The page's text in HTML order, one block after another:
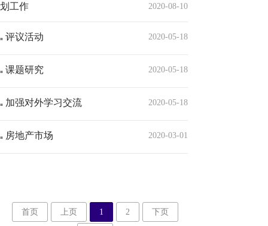
划工作 2020-08-10
评议活动 2020-05-18
课题研究 2020-05-18
加强对外学习交流 2020-05-18
房地产市场 2020-03-01
首页 上页 1 2 下页